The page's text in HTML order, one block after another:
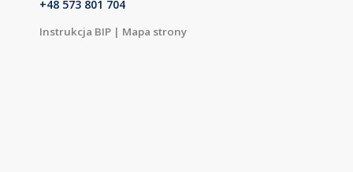
+48 573 801 704
Instrukcja BIP | Mapa strony